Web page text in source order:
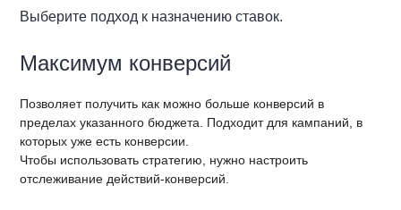
Выберите подход к назначению ставок.
Максимум конверсий
Позволяет получить как можно больше конверсий в
пределах указанного бюджета. Подходит для кампаний, в
которых уже есть конверсии.
Чтобы использовать стратегию, нужно настроить
отслеживание действий-конверсий.